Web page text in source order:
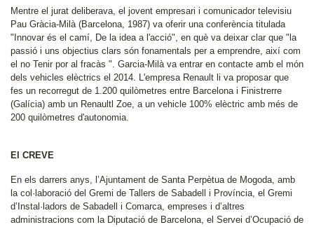
Mentre el jurat deliberava, el jovent empresari i comunicador televisiu
Pau Gràcia-Milà (Barcelona, 1987) va oferir una conferència titulada
"Innovar és el camí, De la idea a l'acció", en què va deixar clar que "la
passió i uns objectius clars són fonamentals per a emprendre, així com
el no Tenir por al fracàs ". Garcia-Milà va entrar en contacte amb el món
dels vehicles elèctrics el 2014. L'empresa Renault li va proposar que
fes un recorregut de 1.200 quilòmetres entre Barcelona i Finistrerre
(Galícia) amb un Renaultl Zoe, a un vehicle 100% elèctric amb més de
200 quilòmetres d'autonomia.
El CREVE
En els darrers anys, l’Ajuntament de Santa Perpètua de Mogoda, amb
la col·laboració del Gremi de Tallers de Sabadell i Província, el Gremi
d’Instal·ladors de Sabadell i Comarca, empreses i d’altres
administracions com la Diputació de Barcelona, el Servei d’Ocupació de